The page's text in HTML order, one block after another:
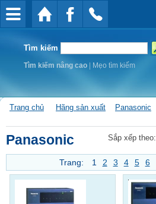
Tìm kiếm
Tìm kiếm nâng cao| Mẹo tìm kiếm
Trang chủ Hãng sản xuất Panasonic
Sắp xếp theo:
Panasonic
Trang: 1 2 3 4 5 6